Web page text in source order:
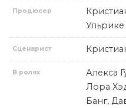
Продюсер
Ульрике
Сценарист
В ролях
Алекса
Лора
Банг,